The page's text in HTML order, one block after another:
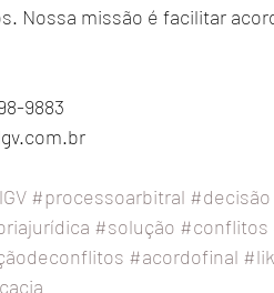
Nossa missão é facilitar
9883
#processoarbitral #decisão
#solução #conflitos
#acordofinal